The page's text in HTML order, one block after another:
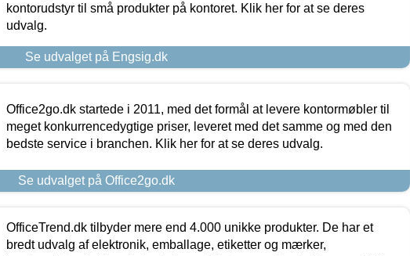
kontorudstyr til små produkter på kontoret. Klik her for at se deres
udvalg.
Se udvalget på Engsig.dk
Office2go.dk startede i 2011, med det formål at levere kontormøbler til
meget konkurrencedygtige priser, leveret med det samme og med den
bedste service i branchen. Klik her for at se deres udvalg.
Se udvalget på Office2go.dk
OfficeTrend.dk tilbyder mere end 4.000 unikke produkter. De har et
bredt udvalg af elektronik, emballage, etiketter og mærker,